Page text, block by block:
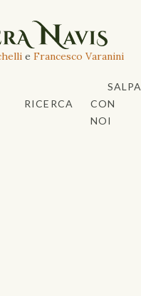
e Francesco Varanini
RICERCA
SALPA
CON
NOI